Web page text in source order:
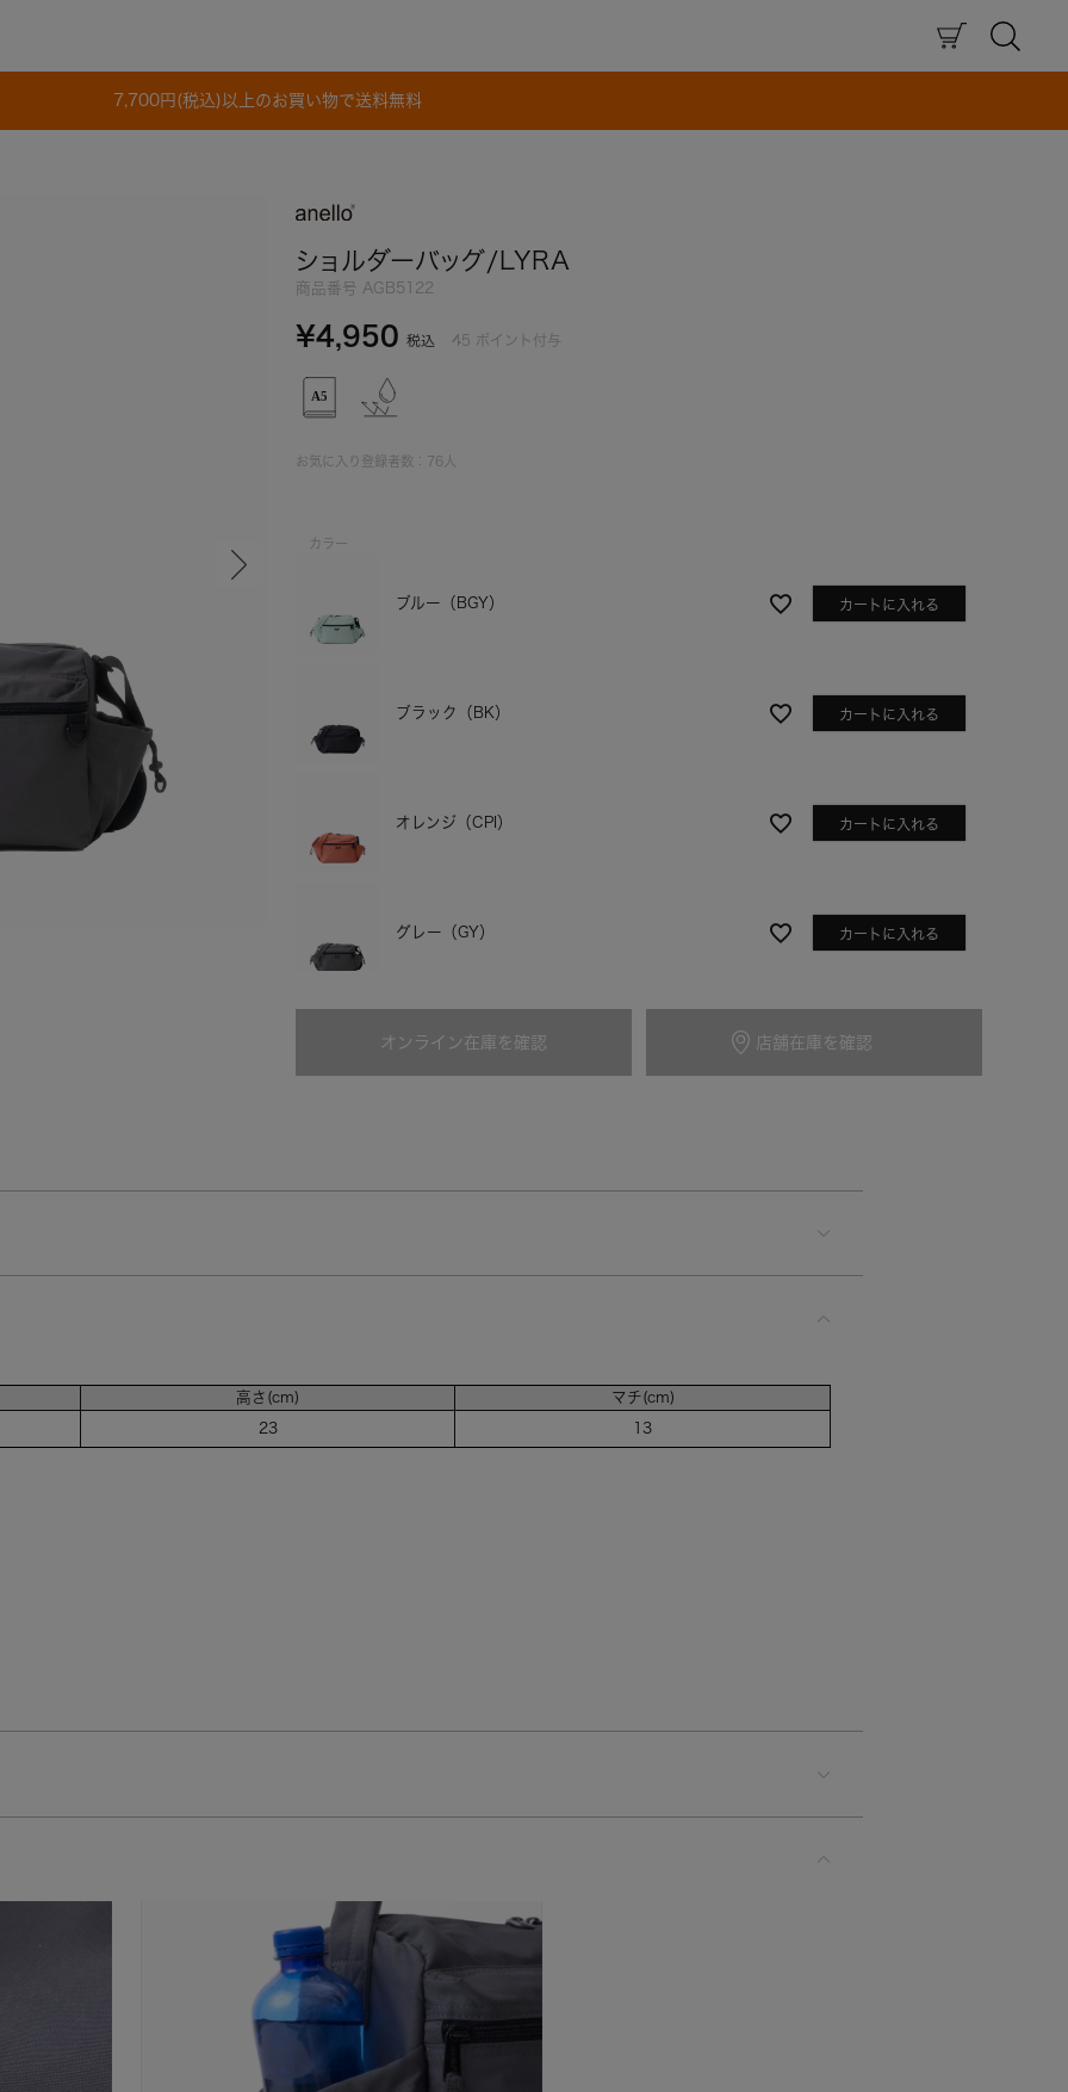
7,700円(税込)以上のお買い物で送料無料
ショルダーバッグ/LYRA
商品番号 AGB5122
¥4,950 税込 45 ポイント付与
お気に入り登録者数： 76 人
×
カラー
ブルー（BGY） カートに入れる
ブラック（BK） カートに入れる
オレンジ（CPI） カートに入れる
グレー（GY） カートに入れる
アイボリー（IV） カートに入れる
オンライン在庫を確認 店舗在庫を確認
高さ(cm)
23
マチ(cm)
13